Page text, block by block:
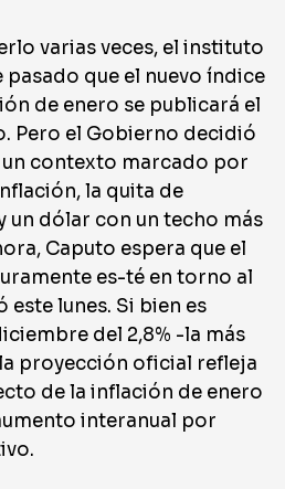
varias veces, el instituto
que el nuevo índice
de enero se publicará el
Pero el Gobierno decidió
contexto marcado por
la quita de
un dólar con un techo más
Caputo espera que el
es-té en torno al
este lunes. Si bien es
del 2,8% -la más
proyección oficial refleja
de la inflación de enero
interanual por